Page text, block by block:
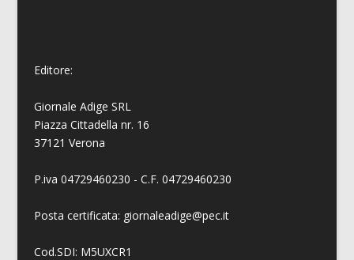
Editore:
Giornale Adige SRL
Piazza Cittadella nr. 16
37121 Verona
P.iva 04729460230 - C.F. 04729460230
Posta certificata: giornaleadige@pec.it
Cod.SDI: M5UXCR1